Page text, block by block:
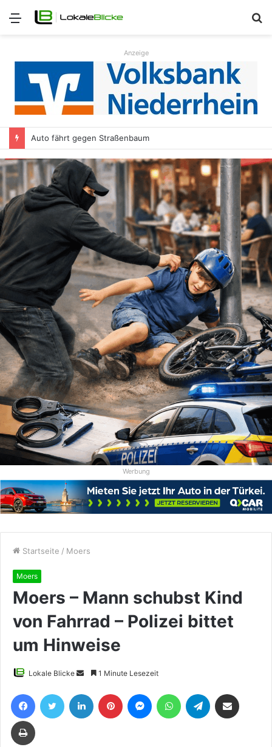
Menü
Anzeige
Auto fährt gegen Straßenbaum
Werbung
Startseite / Moers
Moers
Moers – Mann schubst Kind
von Fahrrad – Polizei bittet
um Hinweise
Lokale Blicke
Sende
eine
E-
1 Minute Lesezeit
FacebookTwitter LinkedIn Pinterest MessengerWhatsAppTelegram
Drucken